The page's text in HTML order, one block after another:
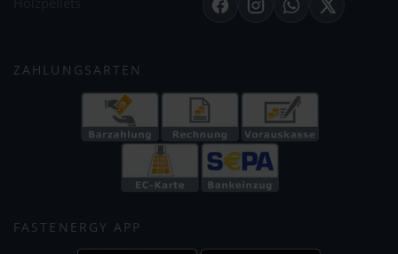
FacebookInstagramWhatsApp
X
ZAHLUNGSARTEN
FASTENERGY APP